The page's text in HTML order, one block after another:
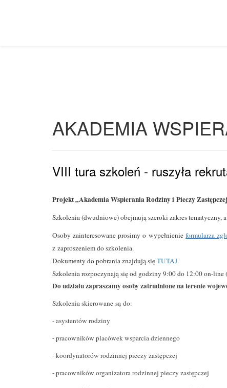
AKADEMIA
VIII tura szkoleń - ruszyła
Projekt „Akademia Wspierania Rodziny i Pieczy
Szkolenia (dwudniowe) obejmują szeroki zakres tematyczny,
Osoby zainteresowane prosimy o wypełnienieformularza
z zaproszeniem do szkolenia.
Dokumenty do pobrania znajdują sięTUTAJ.
Szkolenia rozpoczynają się od godziny 9:00 do 12:00 on-line
Do udziału zapraszamy osoby zatrudnione na terenie
Szkolenia skierowane są do:
- asystentów rodziny
- pracowników placówek wsparcia dziennego
- koordynatorów rodzinnej pieczy zastępczej
- pracowników organizatora rodzinnej pieczy zastępczej